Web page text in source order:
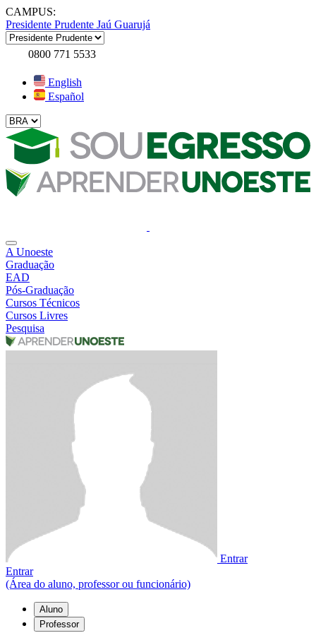
CAMPUS:
Presidente Prudente Jaú Guarujá
0800 771 5533
English
Español
A Unoeste
Graduação
EAD
Pós-Graduação
Cursos Técnicos
Cursos Livres
Pesquisa
Entrar
Entrar
(Área do aluno, professor ou funcionário)
Aluno
Professor